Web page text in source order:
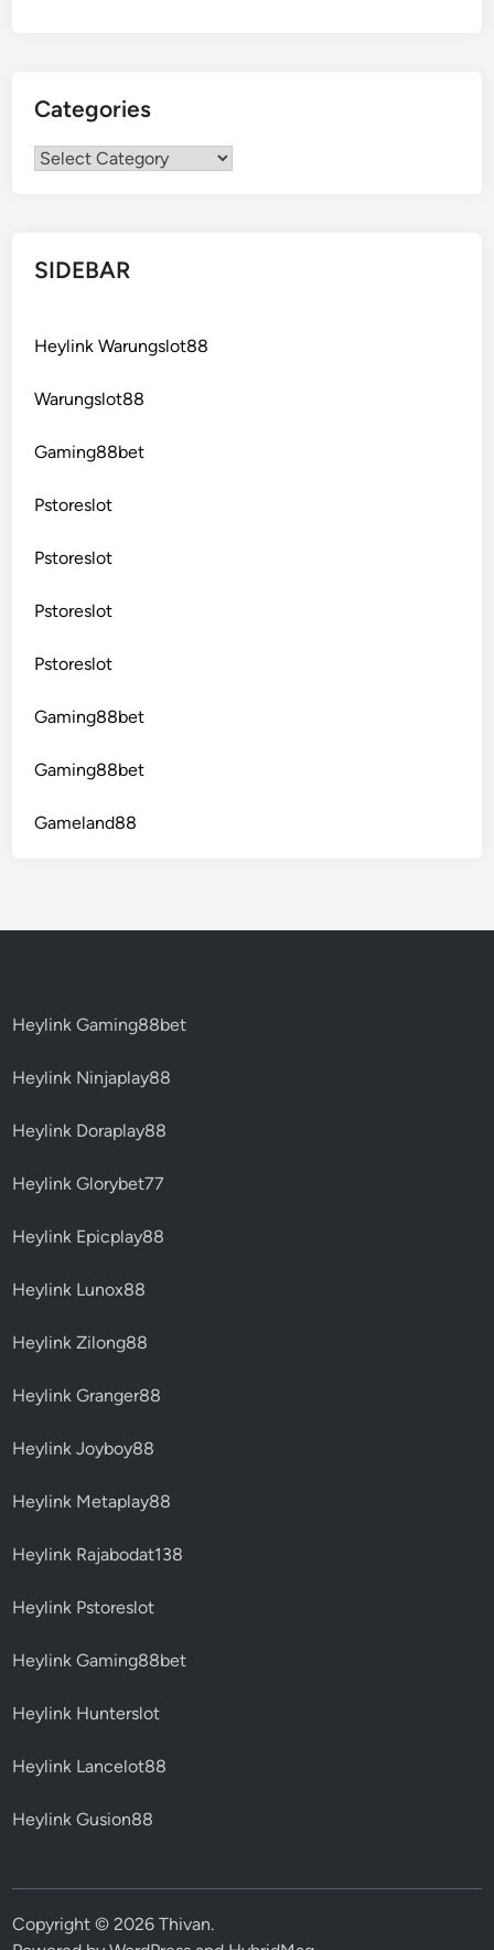
Categories
Categories
SIDEBAR
Heylink Warungslot88
Warungslot88
Gaming88bet
Pstoreslot
Pstoreslot
Pstoreslot
Pstoreslot
Gaming88bet
Gaming88bet
Gameland88
Heylink Gaming88bet
Heylink Ninjaplay88
Heylink Doraplay88
Heylink Glorybet77
Heylink Epicplay88
Heylink Lunox88
Heylink Zilong88
Heylink Granger88
Heylink Joyboy88
Heylink Metaplay88
Heylink Rajabodat138
Heylink Pstoreslot
Heylink Gaming88bet
Heylink Hunterslot
Heylink Lancelot88
Heylink Gusion88
Copyright © 2026Thivan.